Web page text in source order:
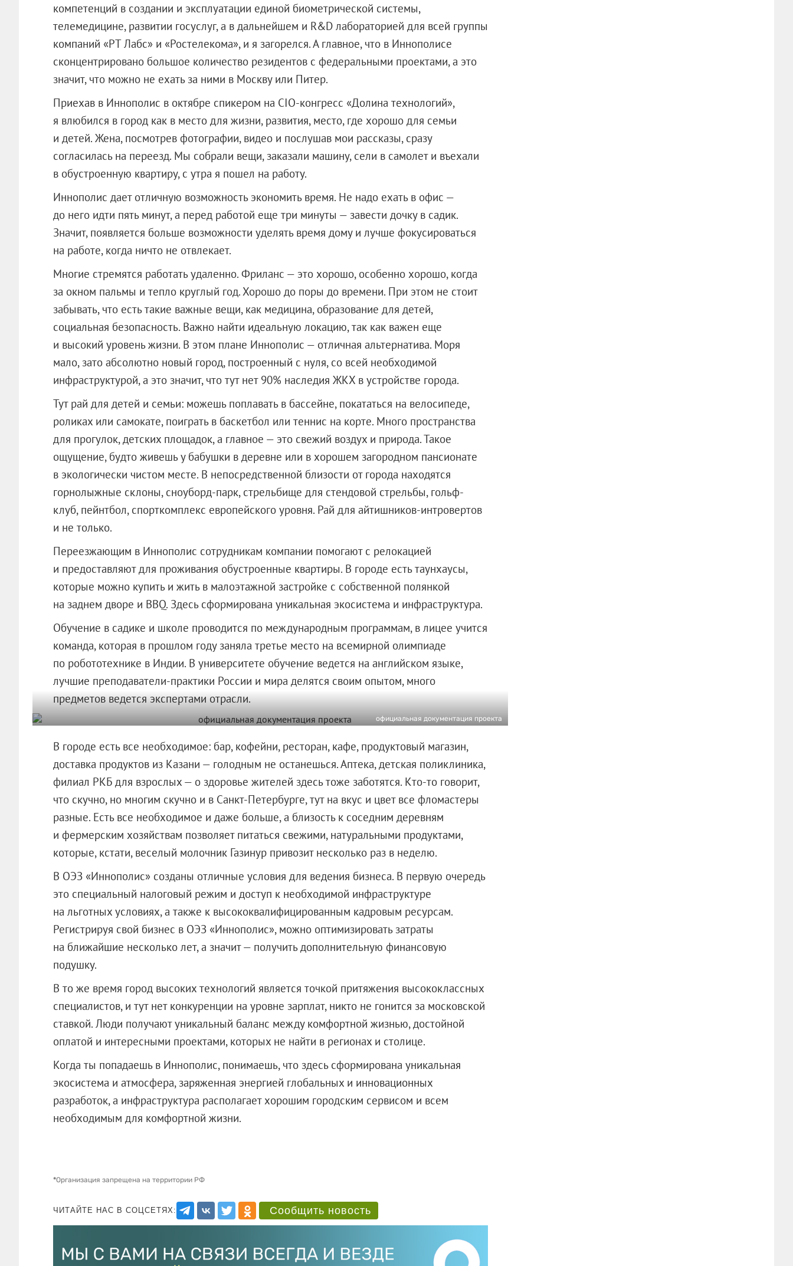
компетенций в создании и эксплуатации единой биометрической системы,
телемедицине, развитии госуслуг, а в дальнейшем и R&D лабораторией для всей группы
компаний «РТ Лабс» и «Ростелекома», и я загорелся. А главное, что в Иннополисе
сконцентрировано большое количество резидентов с федеральными проектами, а это
значит, что можно не ехать за ними в Москву или Питер.
Приехав в Иннополис в октябре спикером на CIO-конгресс «Долина технологий»,
я влюбился в город как в место для жизни, развития, место, где хорошо для семьи
и детей. Жена, посмотрев фотографии, видео и послушав мои рассказы, сразу
согласилась на переезд. Мы собрали вещи, заказали машину, сели в самолет и въехали
в обустроенную квартиру, с утра я пошел на работу.
Иннополис дает отличную возможность экономить время. Не надо ехать в офис —
до него идти пять минут, а перед работой еще три минуты — завести дочку в садик.
Значит, появляется больше возможности уделять время дому и лучше фокусироваться
на работе, когда ничто не отвлекает.
Многие стремятся работать удаленно. Фриланс — это хорошо, особенно хорошо, когда
за окном пальмы и тепло круглый год. Хорошо до поры до времени. При этом не стоит
забывать, что есть такие важные вещи, как медицина, образование для детей,
социальная безопасность. Важно найти идеальную локацию, так как важен еще
и высокий уровень жизни. В этом плане Иннополис — отличная альтернатива. Моря
мало, зато абсолютно новый город, построенный с нуля, со всей необходимой
инфраструктурой, а это значит, что тут нет 90% наследия ЖКХ в устройстве города.
Тут рай для детей и семьи: можешь поплавать в бассейне, покататься на велосипеде,
роликах или самокате, поиграть в баскетбол или теннис на корте. Много пространства
для прогулок, детских площадок, а главное — это свежий воздух и природа. Такое
ощущение, будто живешь у бабушки в деревне или в хорошем загородном пансионате
в экологически чистом месте. В непосредственной близости от города находятся
горнолыжные склоны, сноуборд-парк, стрельбище для стендовой стрельбы, гольф-
клуб, пейнтбол, спорткомплекс европейского уровня. Рай для айтишников-интровертов
и не только.
Переезжающим в Иннополис сотрудникам компании помогают с релокацией
и предоставляют для проживания обустроенные квартиры. В городе есть таунхаусы,
которые можно купить и жить в малоэтажной застройке с собственной полянкой
на заднем дворе и BBQ. Здесь сформирована уникальная экосистема и инфраструктура.
Обучение в садике и школе проводится по международным программам, в лицее учится
команда, которая в прошлом году заняла третье место на всемирной олимпиаде
по робототехнике в Индии. В университете обучение ведется на английском языке,
лучшие преподаватели-практики России и мира делятся своим опытом, много
предметов ведется экспертами отрасли.
официальная документация проекта
В городе есть все необходимое: бар, кофейни, ресторан, кафе, продуктовый магазин,
доставка продуктов из Казани — голодным не останешься. Аптека, детская поликлиника,
филиал РКБ для взрослых — о здоровье жителей здесь тоже заботятся. Кто-то говорит,
что скучно, но многим скучно и в Санкт-Петербурге, тут на вкус и цвет все фломастеры
разные. Есть все необходимое и даже больше, а близость к соседним деревням
и фермерским хозяйствам позволяет питаться свежими, натуральными продуктами,
которые, кстати, веселый молочник Газинур привозит несколько раз в неделю.
В ОЭЗ «Иннополис» созданы отличные условия для ведения бизнеса. В первую очередь
это специальный налоговый режим и доступ к необходимой инфраструктуре
на льготных условиях, а также к высококвалифицированным кадровым ресурсам.
Регистрируя свой бизнес в ОЭЗ «Иннополис», можно оптимизировать затраты
на ближайшие несколько лет, а значит — получить дополнительную финансовую
подушку.
В то же время город высоких технологий является точкой притяжения высококлассных
специалистов, и тут нет конкуренции на уровне зарплат, никто не гонится за московской
ставкой. Люди получают уникальный баланс между комфортной жизнью, достойной
оплатой и интересными проектами, которых не найти в регионах и столице.
Когда ты попадаешь в Иннополис, понимаешь, что здесь сформирована уникальная
экосистема и атмосфера, заряженная энергией глобальных и инновационных
разработок, а инфраструктура располагает хорошим городским сервисом и всем
необходимым для комфортной жизни.
*Организация запрещена на территории РФ
ЧИТАЙТЕ НАС В СОЦСЕТЯХ: Сообщить новость